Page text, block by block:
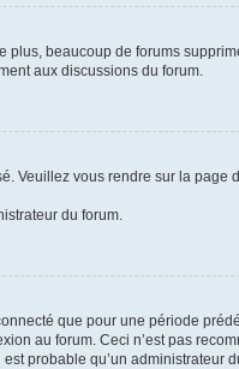
beaucoup de forums
aux discussions du forum.
vous rendre sur la page
du forum.
que pour une période
au forum. Ceci n’est pas
probable qu’un administrateur